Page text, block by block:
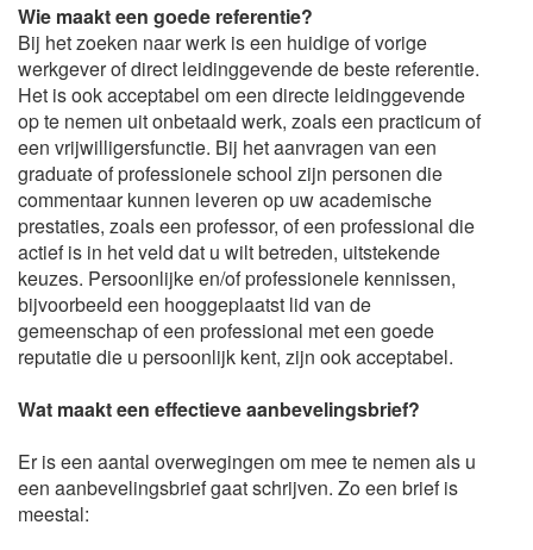
Wie maakt een goede referentie?
Bij het zoeken naar werk is een huidige of vorige
werkgever of direct leidinggevende de beste referentie.
Het is ook acceptabel om een ​​directe leidinggevende
op te nemen uit onbetaald werk, zoals een practicum of
een vrijwilligersfunctie. Bij het aanvragen van een
graduate of professionele school zijn personen die
commentaar kunnen leveren op uw academische
prestaties, zoals een professor, of een professional die
actief is in het veld dat u wilt betreden, uitstekende
keuzes. Persoonlijke en/of professionele kennissen,
bijvoorbeeld een hooggeplaatst lid van de
gemeenschap of een professional met een goede
reputatie die u persoonlijk kent, zijn ook acceptabel.
Wat maakt een effectieve aanbevelingsbrief?
Er is een aantal overwegingen om mee te nemen als u
een aanbevelingsbrief gaat schrijven. Zo een brief is
meestal: